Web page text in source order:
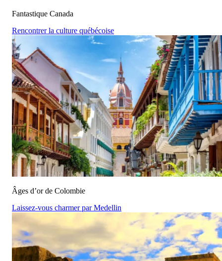
Fantastique Canada
Rencontrer la culture québécoise
Âges d’or de Colombie
Laissez-vous charmer par Medellin